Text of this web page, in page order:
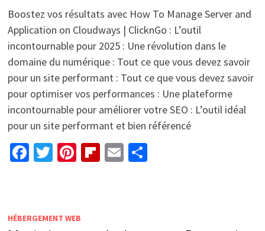
Boostez vos résultats avec How To Manage Server and
Application on Cloudways | ClicknGo : L’outil
incontournable pour 2025 : Une révolution dans le
domaine du numérique : Tout ce que vous devez savoir
pour un site performant : Tout ce que vous devez savoir
pour optimiser vos performances : Une plateforme
incontournable pour améliorer votre SEO : L’outil idéal
pour un site performant et bien référencé
Facebook
Twitter
Pinterest
Flipboard
EmailPartager
HÉBERGEMENT WEB